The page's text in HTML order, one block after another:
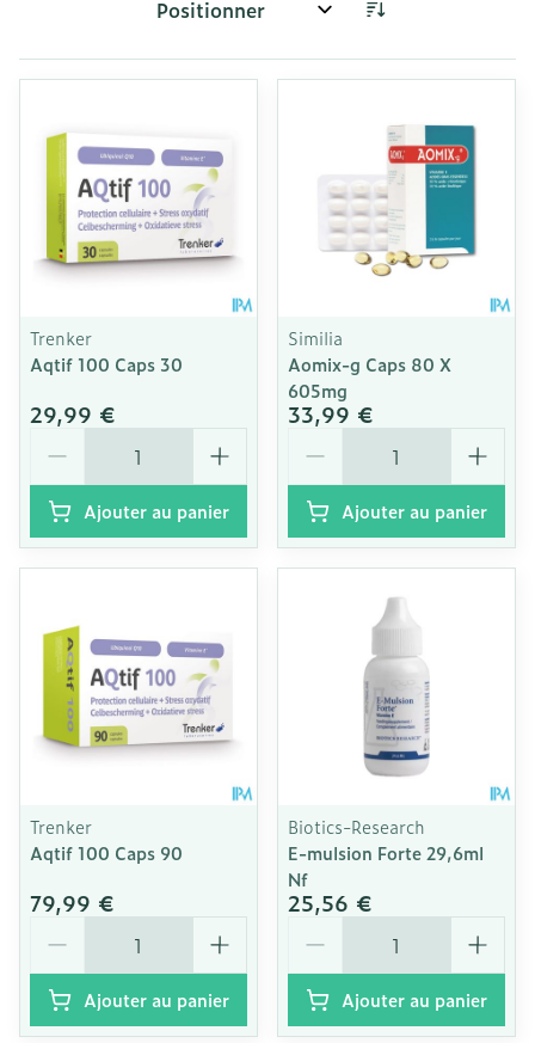
Trier par:
Trenker
Aqtif 100 Caps 30
29,99 €
Ajouter au panier
Similia
Aomix-g Caps 80 X
605mg
33,99 €
Ajouter au panier
Trenker
Aqtif 100 Caps 90
79,99 €
Ajouter au panier
Biotics-Research
E-mulsion Forte 29,6ml
Nf
25,56 €
Ajouter au panier